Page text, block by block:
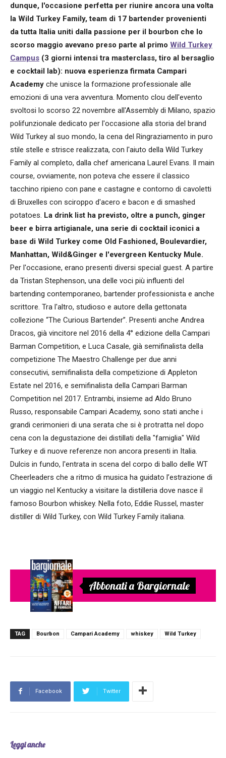
dunque, l'occasione perfetta per riunire ancora una volta
la Wild Turkey Family, team di 17 bartender provenienti
da tutta Italia uniti dalla passione per il bourbon che lo
scorso maggio avevano preso parte al primo Wild Turkey
Campus (3 giorni intensi tra masterclass, tiro al bersaglio
e cocktail lab): nuova esperienza firmata Campari
Academy che unisce la formazione professionale alle
emozioni di una vera avventura. Momento clou dell'evento
svoltosi lo scorso 22 novembre all'Assembly di Milano, spazio
polifunzionale dedicato per l'occasione alla storia del brand
Wild Turkey al suo mondo, la cena del Ringraziamento in puro
stile stelle e strisce realizzata, con l'aiuto della Wild Turkey
Family al completo, dalla chef americana Laurel Evans. Il main
course, ovviamente, non poteva che essere il classico
tacchino ripieno con pane e castagne e contorno di cavoletti
di Bruxelles con sciroppo d'acero e bacon e di smashed
potatoes. La drink list ha previsto, oltre a punch, ginger
beer e birra artigianale, una serie di cocktail iconici a
base di Wild Turkey come Old Fashioned, Boulevardier,
Manhattan, Wild&Ginger e l'evergreen Kentucky Mule.
Per l'occasione, erano presenti diversi special guest. A partire
da Tristan Stephenson, una delle voci più influenti del
bartending contemporaneo, bartender professionista e anche
scrittore. Tra l'altro, studioso e autore della gettonata
collezione “The Curious Bartender”. Presenti anche Andrea
Dracos, già vincitore nel 2016 della 4° edizione della Campari
Barman Competition, e Luca Casale, già semifinalista della
competizione The Maestro Challenge per due anni
consecutivi, semifinalista della competizione di Appleton
Estate nel 2016, e semifinalista della Campari Barman
Competition nel 2017. Entrambi, insieme ad Aldo Bruno
Russo, responsabile Campari Academy, sono stati anche i
grandi cerimonieri di una serata che si è protratta nel dopo
cena con la degustazione dei distillati della "famiglia" Wild
Turkey e di nuove referenze non ancora presenti in Italia.
Dulcis in fundo, l'entrata in scena del corpo di ballo delle WT
Cheerleaders che a ritmo di musica ha guidato l’estrazione di
un viaggio nel Kentucky a visitare la distilleria dove nasce il
famoso Bourbon whiskey. Nella foto, Eddie Russel, master
distiller di Wild Turkey, con Wild Turkey Family italiana.
Abbonati a Bargiornale
TAG Bourbon Campari Academy whiskey Wild Turkey
Facebook Twitter
Leggi anche